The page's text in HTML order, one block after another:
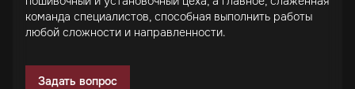
команда специалистов, способная выполнить работы
любой сложности и направленности.
Задать вопрос